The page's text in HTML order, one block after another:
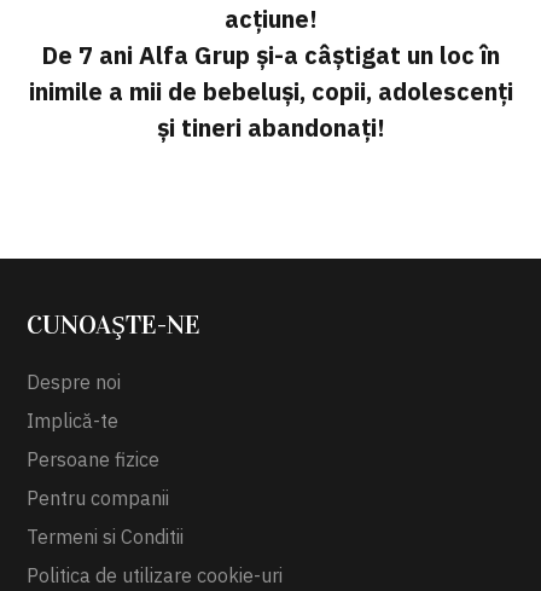
acțiune!
De 7 ani Alfa Grup și-a câștigat un loc în
inimile a mii de bebeluși, copii, adolescenți
și tineri abandonați!
CUNOAŞTE-NE
Despre noi
Implică-te
Persoane fizice
Pentru companii
Termeni si Conditii
Politica de utilizare cookie-uri